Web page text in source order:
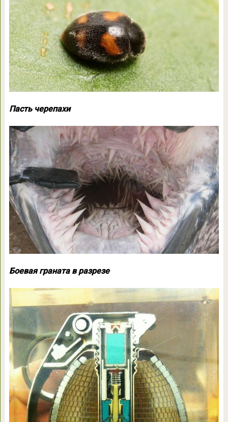
Пасть черепахи
Боевая граната в разрезе